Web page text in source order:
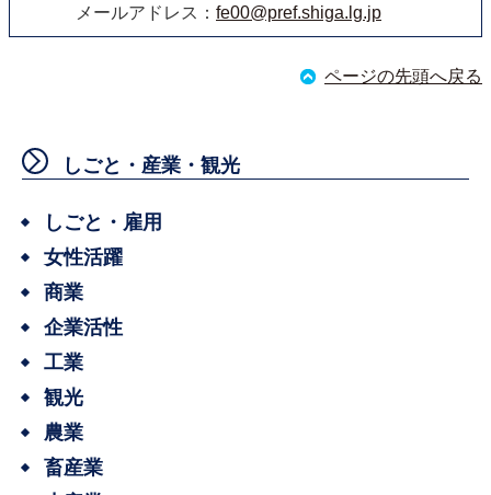
メールアドレス： fe00@pref.shiga.lg.jp
ページの先頭へ戻る
しごと・産業・観光
しごと・雇用
女性活躍
商業
企業活性
工業
観光
農業
畜産業